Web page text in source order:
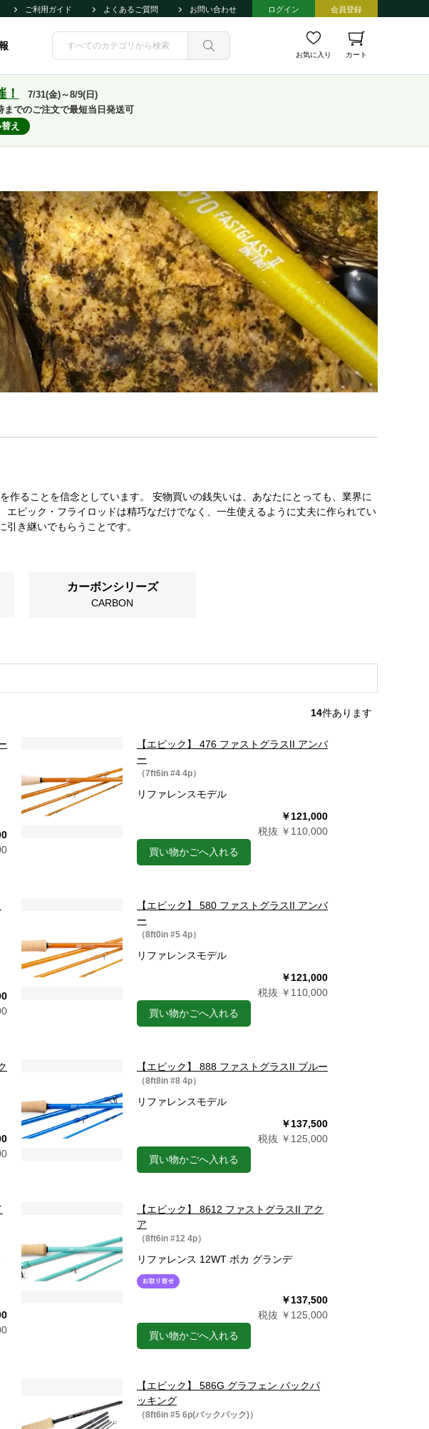
ご利用ガイド よくあるご質問 お問い合わせ ログイン 会員登録
お気に入り カート
7/31(金)～8/9(日)
までのご注文で最短当日発送可
え
ることを信念としています。 安物買いの銭失いは、あなたにとっても、業界に
ピック・フライロッドは精巧なだけでなく、一生使えるように丈夫に作られてい
き継いでもらうことです。
カーボンシリーズ
CARBON
14件あります
【エピック】 476 ファストグラスII アンバ
ー
（7ft6in #4 4p）
リファレンスモデル
￥121,000
税抜 ￥110,000
買い物かごへ入れる
【エピック】 580 ファストグラスII アンバ
ー
（8ft0in #5 4p）
リファレンスモデル
￥121,000
税抜 ￥110,000
買い物かごへ入れる
【エピック】 888 ファストグラスII ブルー
（8ft8in #8 4p）
リファレンスモデル
￥137,500
税抜 ￥125,000
買い物かごへ入れる
【エピック】 8612 ファストグラスII アク
ア
（8ft6in #12 4p）
リファレンス 12WT ボカ グランデ
￥137,500
税抜 ￥125,000
買い物かごへ入れる
【エピック】 586G グラフェン バックパ
ッキング
（8ft6in #5 6p(バックパック)）